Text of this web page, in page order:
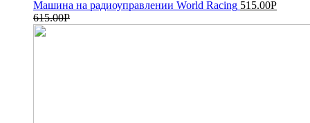
Машина на радиоуправлении World Racing 515.00Р
615.00Р